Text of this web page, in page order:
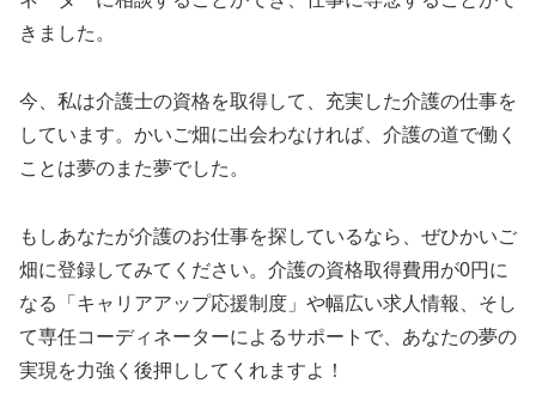
きました。
今、私は介護士の資格を取得して、充実した介護の仕事を
しています。かいご畑に出会わなければ、介護の道で働く
ことは夢のまた夢でした。
もしあなたが介護のお仕事を探しているなら、ぜひかいご
畑に登録してみてください。介護の資格取得費用が0円に
なる「キャリアアップ応援制度」や幅広い求人情報、そし
て専任コーディネーターによるサポートで、あなたの夢の
実現を力強く後押ししてくれますよ！